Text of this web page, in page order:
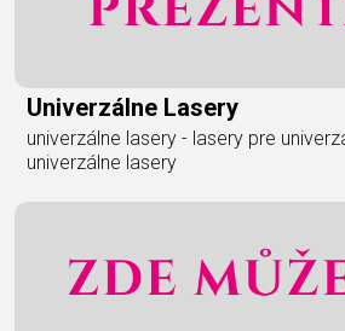
Univerzálne Lasery
univerzálne lasery - lasery pre
univerzálne lasery